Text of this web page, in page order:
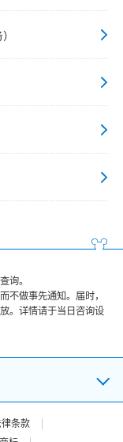
询。
不做事先通知。届时，
。详情请于当日咨询设
条款